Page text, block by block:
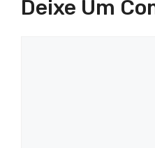
Deixe Um